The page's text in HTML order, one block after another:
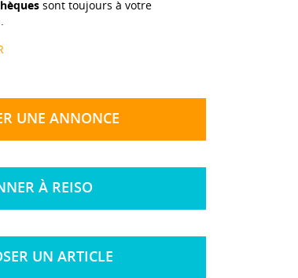
sont toujours à votre
UNE ANNONCE
À REISO
UN ARTICLE